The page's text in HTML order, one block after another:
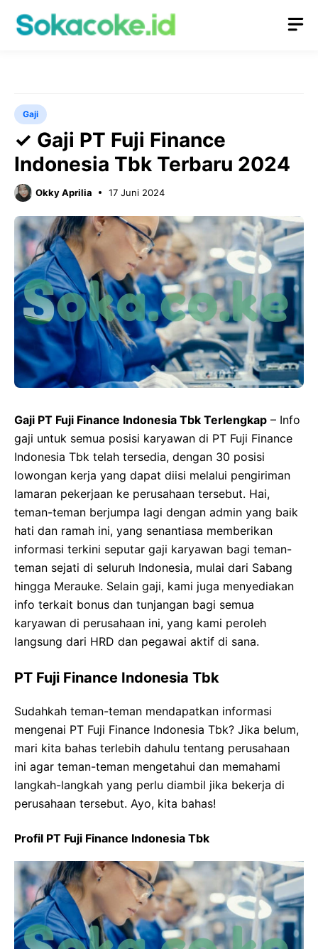
Gaji
✓ Gaji PT Fuji Finance
Indonesia Tbk Terbaru 2024
Okky Aprilia 17 Juni 2024
Gaji PT Fuji Finance Indonesia Tbk Terlengkap – Info
gaji untuk semua posisi karyawan di PT Fuji Finance
Indonesia Tbk telah tersedia, dengan 30 posisi
lowongan kerja yang dapat diisi melalui pengiriman
lamaran pekerjaan ke perusahaan tersebut. Hai,
teman-teman berjumpa lagi dengan admin yang baik
hati dan ramah ini, yang senantiasa memberikan
informasi terkini seputar gaji karyawan bagi teman-
teman sejati di seluruh Indonesia, mulai dari Sabang
hingga Merauke. Selain gaji, kami juga menyediakan
info terkait bonus dan tunjangan bagi semua
karyawan di perusahaan ini, yang kami peroleh
langsung dari HRD dan pegawai aktif di sana.
PT Fuji Finance Indonesia Tbk
Sudahkah teman-teman mendapatkan informasi
mengenai PT Fuji Finance Indonesia Tbk? Jika belum,
mari kita bahas terlebih dahulu tentang perusahaan
ini agar teman-teman mengetahui dan memahami
langkah-langkah yang perlu diambil jika bekerja di
perusahaan tersebut. Ayo, kita bahas!
Profil PT Fuji Finance Indonesia Tbk